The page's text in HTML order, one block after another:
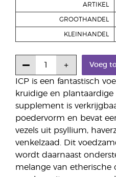
ICP is een fantastisch
kruidige en
supplement is
poedervorm en bevat
vezels uit psyllium,
venkelzaad. Dit
wordt daarnaast
melange van etherische
ARTIKEL
GROOTHANDEL
KLEINHANDEL
Voeg